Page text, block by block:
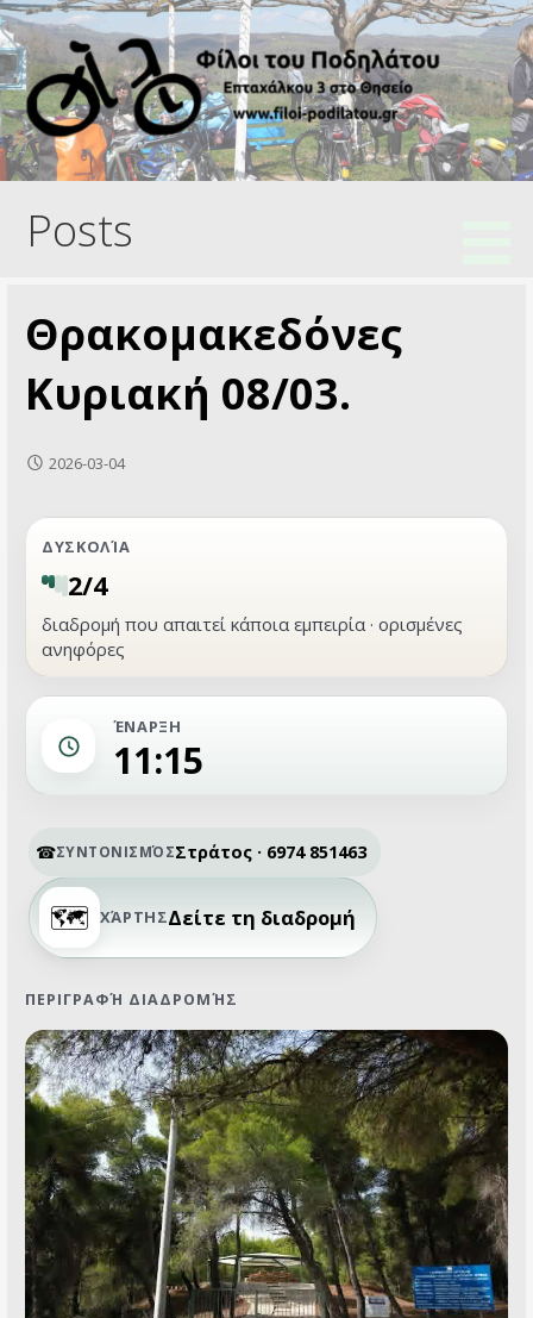
Skip
to
content
Φίλοι του Ποδηλάτου
Ποδηλατικός Σύλλογος
Posts
Θρακομακεδόνες
Κυριακή 08/03.
2026-03-04
ΔΥΣΚΟΛΊΑ
2/4
διαδρομή που απαιτεί κάποια εμπειρία · ορισμένες
ανηφόρες
ΈΝΑΡΞΗ
11:15
ΣΥΝΤΟΝΙΣΜΌΣΣτράτος · 6974 851463
ΧΆΡΤΗΣΔείτε τη διαδρομή